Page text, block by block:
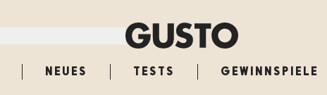
NEUES TESTS GEWINNSPIELE